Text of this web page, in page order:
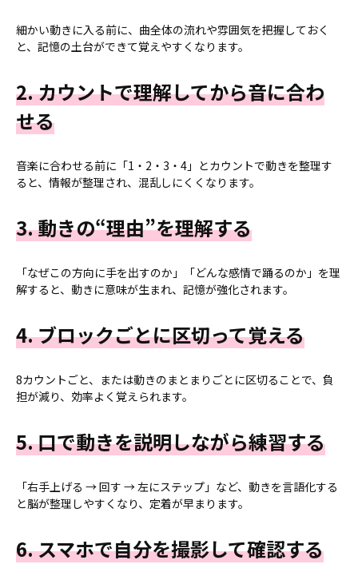
細かい動きに入る前に、曲全体の流れや雰囲気を把握しておく
と、記憶の土台ができて覚えやすくなります。
2. カウントで理解してから音に合わ
せる
音楽に合わせる前に「1・2・3・4」とカウントで動きを整理す
ると、情報が整理され、混乱しにくくなります。
3. 動きの“理由”を理解する
「なぜこの方向に手を出すのか」「どんな感情で踊るのか」を理
解すると、動きに意味が生まれ、記憶が強化されます。
4. ブロックごとに区切って覚える
8カウントごと、または動きのまとまりごとに区切ることで、負
担が減り、効率よく覚えられます。
5. 口で動きを説明しながら練習する
「右手上げる → 回す → 左にステップ」など、動きを言語化する
と脳が整理しやすくなり、定着が早まります。
6. スマホで自分を撮影して確認する